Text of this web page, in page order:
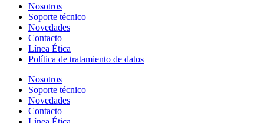
Nosotros
Soporte técnico
Novedades
Contacto
Línea Ética
Política de tratamiento de datos
Nosotros
Soporte técnico
Novedades
Contacto